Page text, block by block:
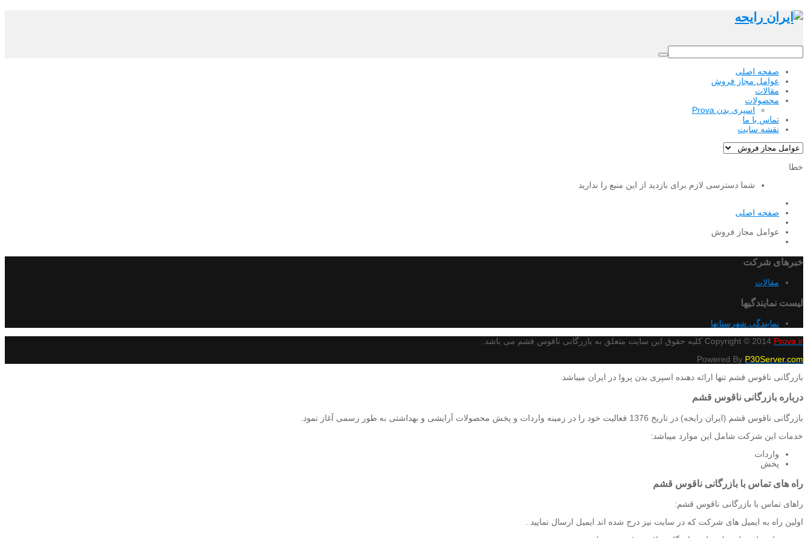
صفحه اصلی
عوامل مجاز فروش
مقالات
محصولات
اسپری بدن Prova
تماس با ما
نقشه سایت
خطا
شما دسترسی لازم برای بازدید از این منبع را ندارید
صفحه اصلی
عوامل مجاز فروش
خبرهای شرکت
مقالات
لیست نمایندگیها
نمایندگی شهرستانها
Copyright © 2014 Prova.ir
کلیه حقوق این سایت متعلق به بازرگانی ناقوس قشم می باشد.
Powered By P30Server.com
بازرگانی ناقوس قشم تنها ارائه دهنده اسپری بدن پروا در ایران میباشد
درباره بازرگانی ناقوس قشم
بازرگانی ناقوس قشم (ایران رایحه) در تاریخ 1376 فعالیت خود را در زمینه واردات و پخش محصولات آرایشی و بهداشتی به طور رسمی آغاز نمود.
خدمات این شرکت شامل این موارد میباشد:
واردات
پخش
راه های تماس با بازرگانی ناقوس قشم
راهای تماس با بازرگانی ناقوس قشم:
اولین راه به ایمیل های شرکت که در سایت نیز درج شده اند ایمیل ارسال نمایید .